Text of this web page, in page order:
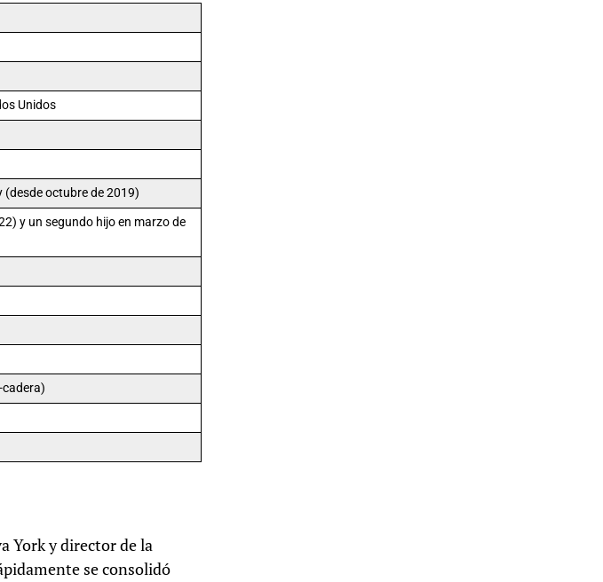
Unidos
(desde octubre de 2019)
y un segundo hijo en marzo de
York y director de la
se consolidó